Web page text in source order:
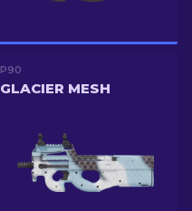
P90
GLACIER MESH